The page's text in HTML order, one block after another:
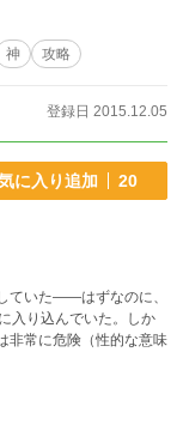
神 攻略
登録日 2015.12.05
に入り追加 20
ていた――はずなのに、
入り込んでいた。しか
非常に危険（性的な意味